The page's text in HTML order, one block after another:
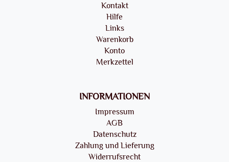
Kontakt
Hilfe
Links
Warenkorb
Konto
Merkzettel
INFORMATIONEN
Impressum
AGB
Datenschutz
Zahlung und Lieferung
Widerrufsrecht